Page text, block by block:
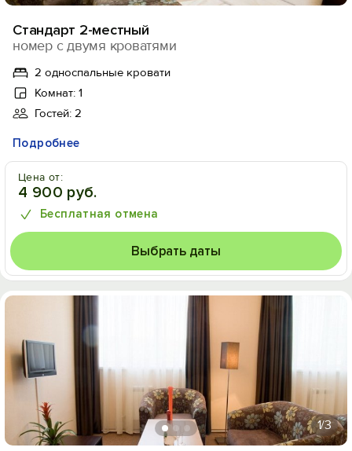
Стандарт 2-местный
номер с двумя кроватями
2 односпальные кровати
Комнат: 1
Гостей: 2
Подробнее
Цена от:
4 900 руб.
Бесплатная отмена
Выбрать даты
1/3